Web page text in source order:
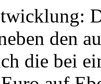
den
die bei